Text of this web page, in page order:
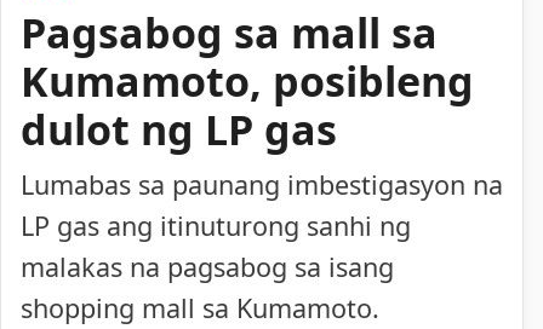
Pagsabog sa mall sa
Kumamoto, posibleng
dulot ng LP gas
Lumabas sa paunang imbestigasyon na
LP gas ang itinuturong sanhi ng
malakas na pagsabog sa isang
shopping mall sa Kumamoto.